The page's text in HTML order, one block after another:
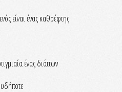
είναι ένας καθρέφτης
ένας διάττων